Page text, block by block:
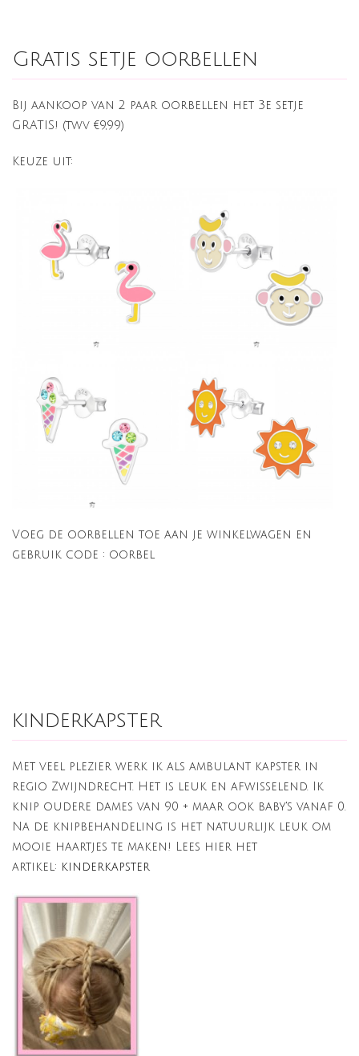
Gratis setje oorbellen
Bij aankoop van 2 paar oorbellen het 3e setje
GRATIS! (twv €9,99)
Keuze uit:
Voeg de oorbellen toe aan je winkelwagen en
gebruik code : oorbel
kinderkapster
Met veel plezier werk ik als ambulant kapster in
regio Zwijndrecht. Het is leuk en afwisselend. Ik
knip oudere dames van 90 + maar ook baby's vanaf 0.
Na de knipbehandeling is het natuurlijk leuk om
mooie haartjes te maken! Lees hier het
artikel: kinderkapster